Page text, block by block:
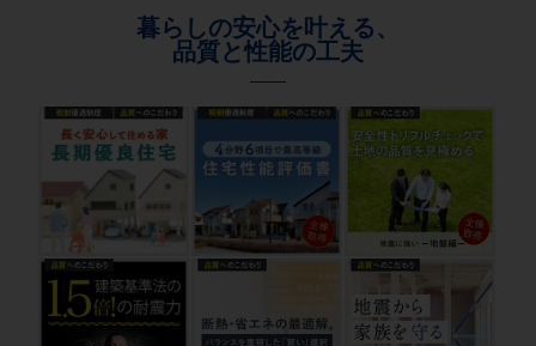
暮らしの安心を叶える、
品質と性能の工夫